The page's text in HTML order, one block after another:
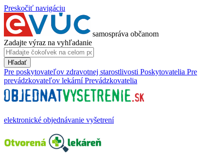
Preskočiť navigáciu
samospráva občanom
Zadajte výraz na vyhľadanie
Hľadať
Pre poskytovateľov zdravotnej starostlivosti Poskytovatelia Pre
prevádzkovateľov lekární Prevádzkovatelia
elektronické objednávanie vyšetrení